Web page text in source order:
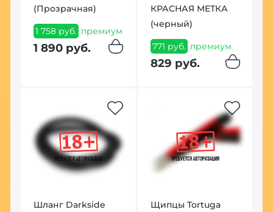
(Прозрачная)
1 758 руб. премиум
1 890 руб.
КРАСНАЯ МЕТКА
(черный)
771 руб. премиум
829 руб.
Шланг Darkside
Щипцы Tortuga